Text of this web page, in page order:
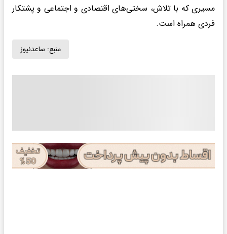
مسیری که با تلاش، سختی‌های اقتصادی و اجتماعی و پشتکار
فردی همراه است.
منبع: ساعدنیوز